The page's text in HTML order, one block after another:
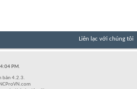
Liên lạc với chúng tôi
PM.
bản 4.2.3.